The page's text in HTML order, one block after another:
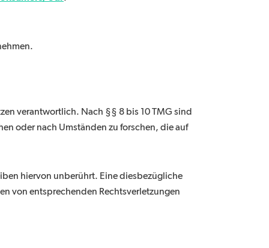
verantwortlich. Nach §§ 8 bis 10 TMG sind
oder nach Umständen zu forschen, die auf
hiervon unberührt. Eine diesbezügliche
von entsprechenden Rechtsverletzungen